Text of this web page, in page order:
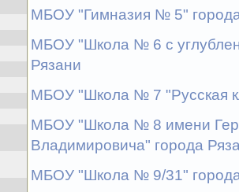
МБОУ "Гимназия № 5"
МБОУ "Школа № 6 с
Рязани
МБОУ "Школа № 7 "Русская
МБОУ "Школа № 8 имени
Владимировича" города
МБОУ "Школа № 9/31"